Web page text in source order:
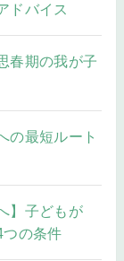
ドバイス
春期の我が子
の最短ルート
】子どもが
つの条件